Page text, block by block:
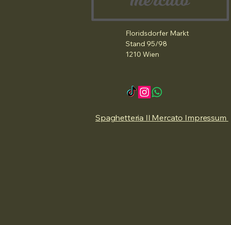
Floridsdorfer Markt
Stand 95/98
1210 Wien
Spaghetteria Il Mercato Impressum